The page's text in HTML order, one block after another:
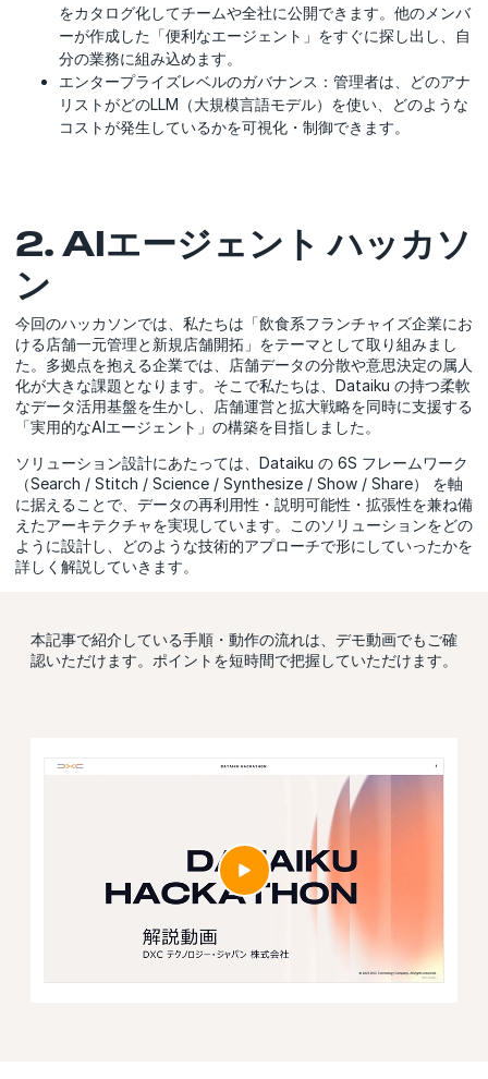
をカタログ化してチームや全社に公開できます。他のメンバ
ーが作成した「便利なエージェント」をすぐに探し出し、自
分の業務に組み込めます。
エンタープライズレベルのガバナンス：管理者は、どのアナ
リストがどのLLM（大規模言語モデル）を使い、どのような
コストが発生しているかを可視化・制御できます。
2. AIエージェント ハッカソ
ン
今回のハッカソンでは、私たちは「飲食系フランチャイズ企業にお
ける店舗一元管理と新規店舗開拓」をテーマとして取り組みまし
た。多拠点を抱える企業では、店舗データの分散や意思決定の属人
化が大きな課題となります。そこで私たちは、Dataiku の持つ柔軟
なデータ活用基盤を生かし、店舗運営と拡大戦略を同時に支援する
「実用的なAIエージェント」の構築を目指しました。
ソリューション設計にあたっては、Dataiku の 6S フレームワーク
（Search / Stitch / Science / Synthesize / Show / Share） を軸
に据えることで、データの再利用性・説明可能性・拡張性を兼ね備
えたアーキテクチャを実現しています。このソリューションをどの
ように設計し、どのような技術的アプローチで形にしていったかを
詳しく解説していきます。
本記事で紹介している手順・動作の流れは、デモ動画でもご確
認いただけます。ポイントを短時間で把握していただけます。